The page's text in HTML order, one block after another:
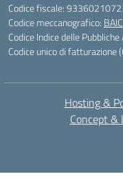
Codice fiscale:
Codice meccanografico:
Codice Indice delle
Codice unico di fatturazione
Hosting &
Concept &